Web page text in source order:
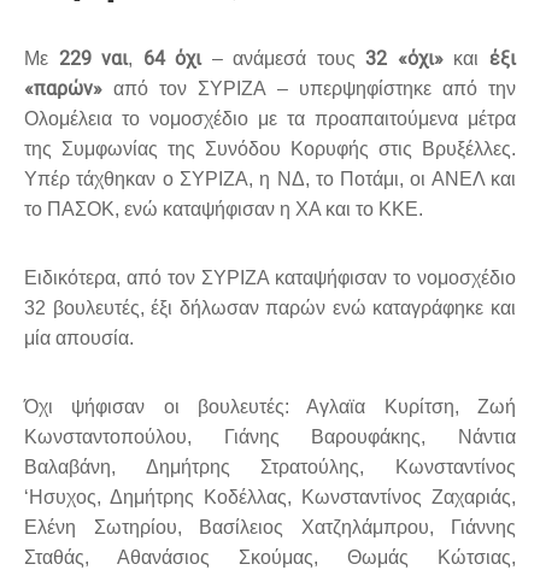
Με 229 ναι, 64 όχι– ανάμεσά τους32 «όχι»καιέξι
«παρών» από τον ΣΥΡΙΖΑ – υπερψηφίστηκε από την
Ολομέλεια το νομοσχέδιο με τα προαπαιτούμενα μέτρα
της Συμφωνίας της Συνόδου Κορυφής στις Βρυξέλλες.
Υπέρ τάχθηκαν ο ΣΥΡΙΖΑ, η ΝΔ, το Ποτάμι, οι ΑΝΕΛ και
το ΠΑΣΟΚ, ενώ καταψήφισαν η ΧΑ και το ΚΚΕ.
Ειδικότερα, από τον ΣΥΡΙΖΑ καταψήφισαν το νομοσχέδιο
32 βουλευτές, έξι δήλωσαν παρών ενώ καταγράφηκε και
μία απουσία.
Όχι ψήφισαν οι βουλευτές: Αγλαϊα Κυρίτση, Ζωή
Κωνσταντοπούλου, Γιάνης Βαρουφάκης, Νάντια
Βαλαβάνη, Δημήτρης Στρατούλης, Κωνσταντίνος
‘Ησυχος, Δημήτρης Κοδέλλας, Κωνσταντίνος Ζαχαριάς,
Ελένη Σωτηρίου, Βασίλειος Χατζηλάμπρου, Γιάννης
Σταθάς, Αθανάσιος Σκούμας, Θωμάς Κώτσιας,